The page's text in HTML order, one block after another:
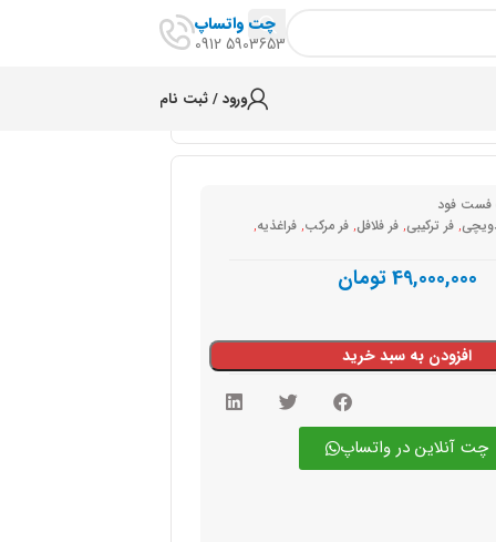
چت واتساپ
5903653 0912
ورود / ثبت نام
فست فود
,فر ترکیبی,فر فلافل,فر مرکب,فراغذیه,
49,000,000تومان
افزودن به سبد خرید
چت آنلاین در واتساپ